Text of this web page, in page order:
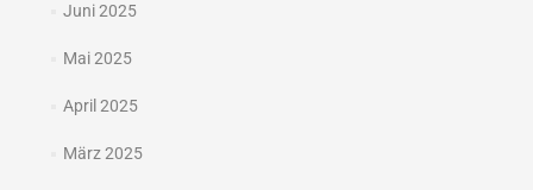
Juni 2025
Mai 2025
April 2025
März 2025